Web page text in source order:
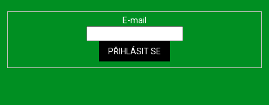
E-mail
PŘIHLÁSIT SE